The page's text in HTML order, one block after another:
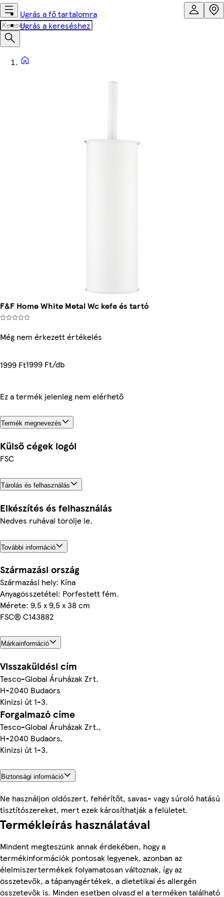
Ugrás a fő tartalomra
Ugrás a kereséshez
F&F Home White Metal Wc kefe és tartó
Még nem érkezett értékelés
1999 Ft1999 Ft/db
Ez a termék jelenleg nem elérhető
Termék megnevezés
Külső cégek logói
FSC
Tárolás és felhasználás
Elkészítés és felhasználás
Nedves ruhával törölje le.
További információ
Származási ország
Származási hely: Kína
Anyagösszetétel: Porfestett fém.
Mérete: 9,5 x 9,5 x 38 cm
FSC® C143882
Márkainformáció
Visszaküldési cím
Tesco-Global Áruházak Zrt.
H-2040 Budaörs
Kinizsi út 1-3.
Forgalmazó címe
Tesco-Global Áruházak Zrt.,
H-2040 Budaörs,
Kinizsi út 1-3.
Biztonsági információ
Ne használjon oldószert, fehérítőt, savas- vagy súroló hatású
tisztítószereket, mert ezek károsíthatják a felületet.
Termékleírás használatával
Mindent megteszünk annak érdekében, hogy a
termékinformációk pontosak legyenek, azonban az
élelmiszertermékek folyamatosan változnak, így az
összetevők, a tápanyagértékek, a dietetikai és allergén
összetevők is. Minden esetben olvasd el a terméken található